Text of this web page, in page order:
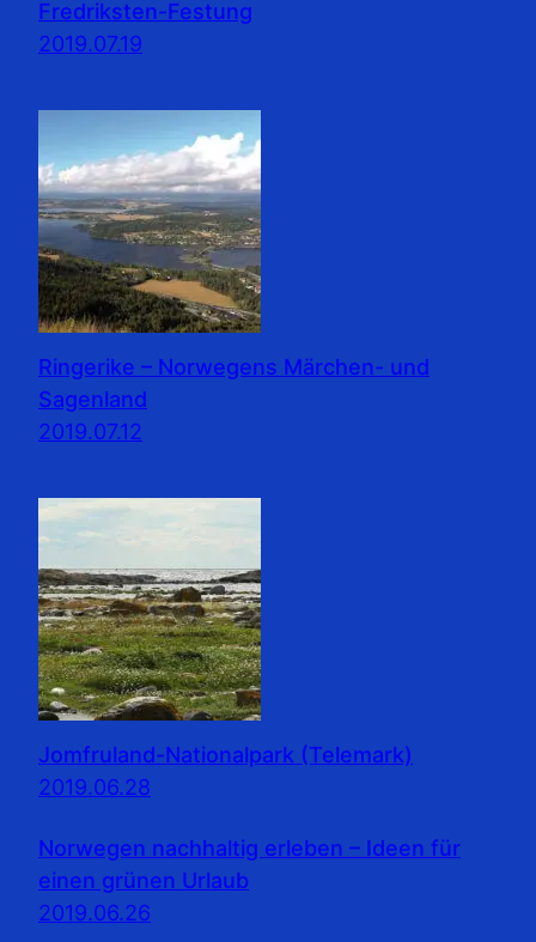
Fredriksten-Festung
2019.07.19
Ringerike – Norwegens Märchen- und
Sagenland
2019.07.12
Jomfruland-Nationalpark (Telemark)
2019.06.28
Norwegen nachhaltig erleben – Ideen für
einen grünen Urlaub
2019.06.26